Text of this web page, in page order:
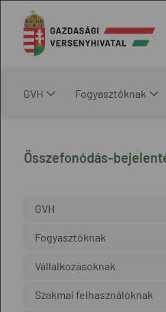
GVH Fogyasztóknak
Összefonódás-
GVH
Fogyasztóknak
Vállalkozásoknak
Szakmai felhasználóknak